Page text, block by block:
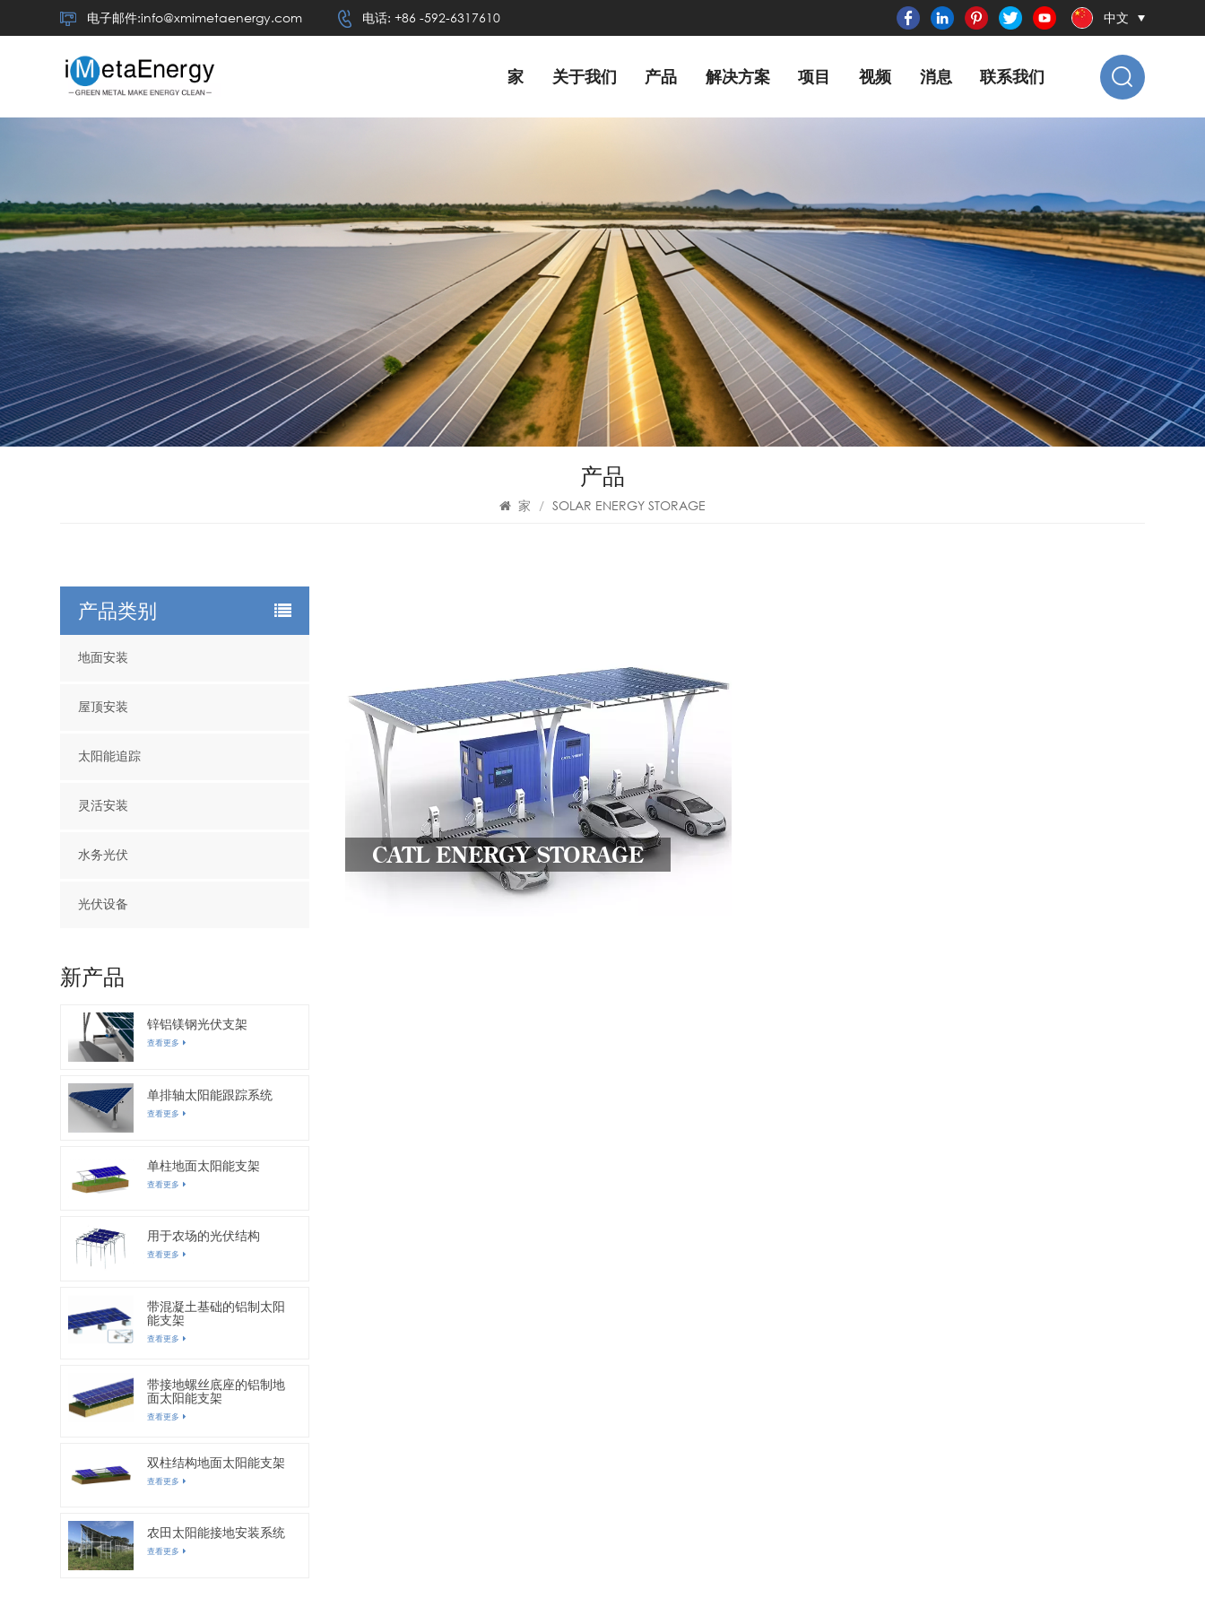
电子邮件:info@xmimetaenergy.com 电话: +86 -592-6317610 中文
家 关于我们 产品 解决方案 项目 视频 消息 联系我们
产品
家 / SOLAR ENERGY STORAGE
CATL ENERGY STORAGE
产品类别
地面安装
屋顶安装
太阳能追踪
灵活安装
水务光伏
光伏设备
新产品
锌铝镁钢光伏支架
查看更多
单排轴太阳能跟踪系统
查看更多
单柱地面太阳能支架
查看更多
用于农场的光伏结构
查看更多
带混凝土基础的铝制太阳
能支架
查看更多
带接地螺丝底座的铝制地
面太阳能支架
查看更多
双柱结构地面太阳能支架
查看更多
农田太阳能接地安装系统
查看更多